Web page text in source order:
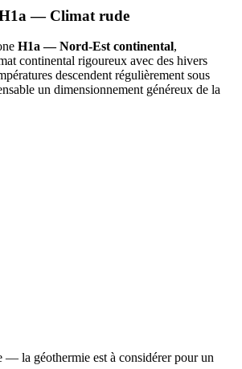
— Climat rude
H1a — Nord-Est continental,
continental rigoureux avec des hivers
descendent régulièrement sous
un dimensionnement généreux de la
— la géothermie est à considérer pour un